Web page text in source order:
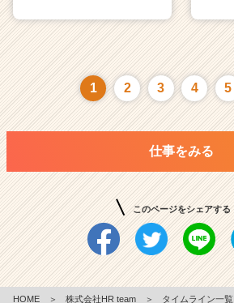
1 2 3 4 5
仕事をみる
このページをシェアする
HOME ＞ 株式会社HR team ＞ タイムライン一覧